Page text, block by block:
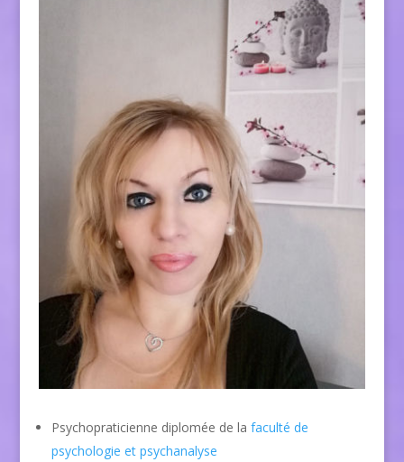
Psychopraticienne diplomée de la faculté de
psychologie et psychanalyse